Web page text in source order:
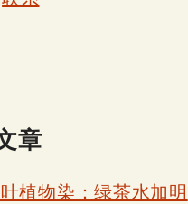
章
植物染：绿茶水加明